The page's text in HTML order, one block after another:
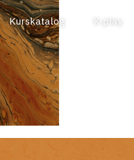
Kurskatalog K-play